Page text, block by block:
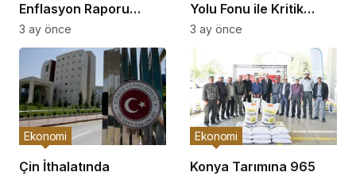
Enflasyon Raporu
Açıklaması
3 ay önce
Yolu Fonu ile Kritik
Görüşme
3 ay önce
Çin İthalatında
Ekonomi
Konya Tarımına 965
Ekonomi